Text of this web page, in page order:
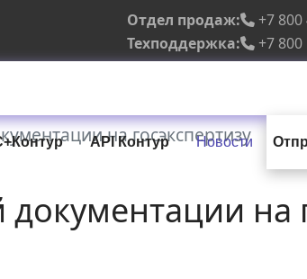
Отдел продаж: +7 800
Техподдержка:
+7 800
API Контур Новости
на госэкспертизу
на